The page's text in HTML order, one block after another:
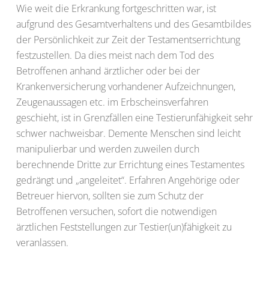
Wie weit die Erkrankung fortgeschritten war, ist
aufgrund des Gesamtverhaltens und des Gesamtbildes
der Persönlichkeit zur Zeit der Testamentserrichtung
festzustellen. Da dies meist nach dem Tod des
Betroffenen anhand ärztlicher oder bei der
Krankenversicherung vorhandener Aufzeichnungen,
Zeugenaussagen etc. im Erbscheinsverfahren
geschieht, ist in Grenzfällen eine Testierunfähigkeit sehr
schwer nachweisbar. Demente Menschen sind leicht
manipulierbar und werden zuweilen durch
berechnende Dritte zur Errichtung eines Testamentes
gedrängt und „angeleitet“. Erfahren Angehörige oder
Betreuer hiervon, sollten sie zum Schutz der
Betroffenen versuchen, sofort die notwendigen
ärztlichen Feststellungen zur Testier(un)fähigkeit zu
veranlassen.